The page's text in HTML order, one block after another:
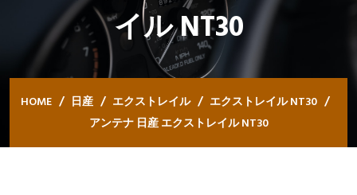
イル NT30
HOME 日産 エクストレイル
エクストレイル NT30
アンテナ 日産 エクストレイル NT30